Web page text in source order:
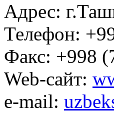
Адрес:
Телефон:
Факс: +998
Web-сайт:
e-mail: